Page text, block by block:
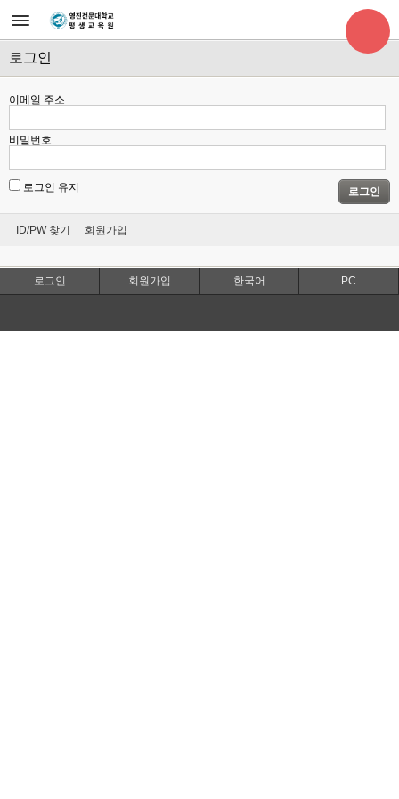
로그인
이메일 주소
비밀번호
로그인 유지 로그인
ID/PW 찾기 회원가입
로그인 회원가입 한국어 PC